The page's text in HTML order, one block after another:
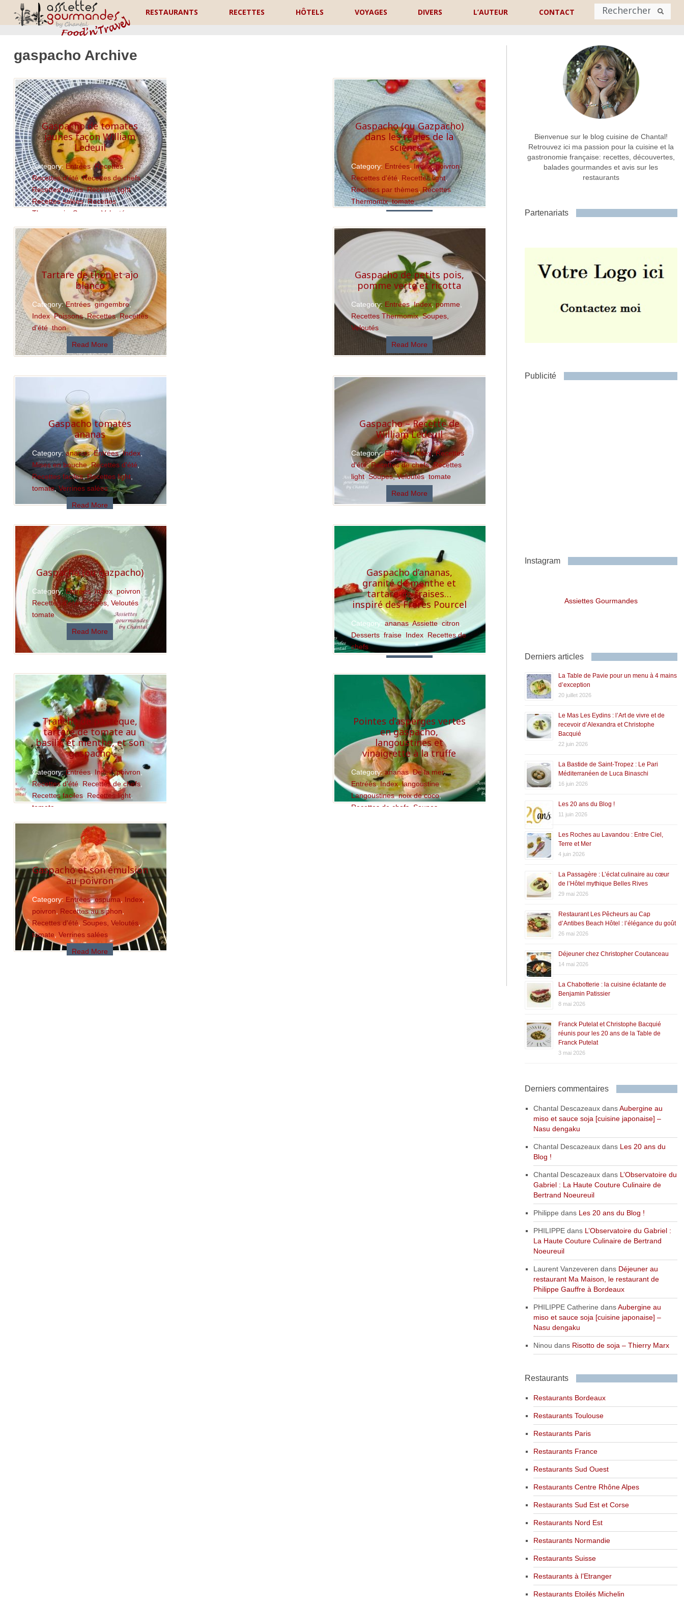
RESTAURANTS RECETTES HÔTELS VOYAGES DIVERS L’AUTEUR CONTACT
Prénom Nom
Adresse de contact
Commentaire ou message *
gaspacho Archive
Gaspacho de tomates
jaunes façon William
Ledeuil
Category: Entrées,Recettes,
Recettes d'été ,Recettes de chefs,
Recettes faciles,Recettes light,
Recettes salées,Recettes
Thermomix
Soupes, Veloutés
Read More
Gaspacho (ou Gazpacho)
dans les règles de la
science…
Category: Entrées,Index,poivron,
Recettes d'été
Recettes light,
Recettes par thèmes ,Recettes
Thermomix,tomate
Tartare de thon et ajo
blanco
Category:Entrées,gingembre,
Index,Poissons,Recettes,Recettes
d'été,thon
Read More
Gaspacho de petits pois,
pomme verte et ricotta
Category: Entrées,Index, pomme
Recettes Thermomix,Soupes,
Veloutés
Read More
Gaspacho tomates
ananas
Category:ananas,Entrées,Index,
Mises en bouche,Recettes d'été
Recettes faciles,Recettes light,
tomate,Verrines salées
Read More
Gaspacho – Recette de
William Ledeuil
Category:Entrées,Index,Recettes
d'été,Recettes de chefs,Recettes
light,Soupes, Veloutés,tomate
Read More
Gaspacho (ou gazpacho)
Category:Entrées,Index, poivron
Recettes d'été,Soupes, Veloutés,
tomate
Read More
Gaspacho d’ananas,
granité de menthe et
tartare de fraises…
inspiré des Frères Pourcel
Category:ananas,Assiette,citron
Desserts ,fraise Index Recettes de
chefs
Tranche de pastèque,
tartare de tomate au
basilic et menthe, et son
gaspacho
Category:Entrées, Index,poivron,
Recettes d'été, Recettes de chefs,
Recettes faciles, Recettes light,
tomate
Read More
Pointes d’asperges vertes
en gaspacho,
langoustines et
vinaigrette à la truffe
Category:ananas,De la mer,
Entrées,Index,langoustine,
Langoustines,noix de coco,
Recettes de chefs
Soupes,
Gaspacho et son émulsion
au poivron
Category: Entrées,espuma Index,
poivron
Recettes au siphon
Recettes d'été ,Soupes, Veloutés,
tomate Verrines salées
Read More
Bienvenue sur le blog cuisine de Chantal!
Retrouvez ici ma passion pour la cuisine et la
gastronomie française: recettes, découvertes,
balades gourmandes et avis sur les
restaurants
Partenariats
Publicité
Instagram
Assiettes Gourmandes
Derniers articles
La Table de Pavie pour un menu à 4 mains
d’exception
20 juillet 2026
Le Mas Les Eydins : l’Art de vivre et de
recevoir d’Alexandra et Christophe
Bacquié
22 juin 2026
La Bastide de Saint-Tropez : Le Pari
Méditerranéen de Luca Binaschi
16 juin 2026
Les 20 ans du Blog !
11 juin 2026
Les Roches au Lavandou : Entre Ciel,
Terre et Mer
4 juin 2026
La Passagère : L’éclat culinaire au cœur
de l’Hôtel mythique Belles Rives
29 mai 2026
Restaurant Les Pêcheurs au Cap
d’Antibes Beach Hôtel : l’élégance du goût
26 mai 2026
Déjeuner chez Christopher Coutanceau
14 mai 2026
La Chabotterie : la cuisine éclatante de
Benjamin Patissier
8 mai 2026
Franck Putelat et Christophe Bacquié
réunis pour les 20 ans de la Table de
Franck Putelat
3 mai 2026
Derniers commentaires
Chantal DescazeauxdansAubergine au
miso et sauce soja [cuisine japonaise] –
Nasu dengaku
Chantal Descazeauxdans Les 20 ans du
Blog !
Chantal Descazeauxdans L’Observatoire du
Gabriel : La Haute Couture Culinaire de
Bertrand Noeureuil
Philippe dans Les 20 ans du Blog !
PHILIPPEdans L’Observatoire du Gabriel :
La Haute Couture Culinaire de Bertrand
Noeureuil
Laurent Vanzeveren dans Déjeuner au
restaurant Ma Maison, le restaurant de
Philippe Gauffre à Bordeaux
PHILIPPE Catherine dansAubergine au
miso et sauce soja [cuisine japonaise] –
Nasu dengaku
Ninou dans Risotto de soja – Thierry Marx
Restaurants
Restaurants Bordeaux
Restaurants Toulouse
Restaurants Paris
Restaurants France
Restaurants Sud Ouest
Restaurants Centre Rhône Alpes
Restaurants Sud Est et Corse
Restaurants Nord Est
Restaurants Normandie
Restaurants Suisse
Restaurants à l’Etranger
Restaurants Etoilés Michelin